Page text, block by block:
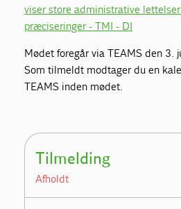
viser store administrative
præciseringer - TMI - DI
Mødet foregår via TEAMS den
Som tilmeldt modtager du en
TEAMS inden mødet.
Tilmelding
Afholdt